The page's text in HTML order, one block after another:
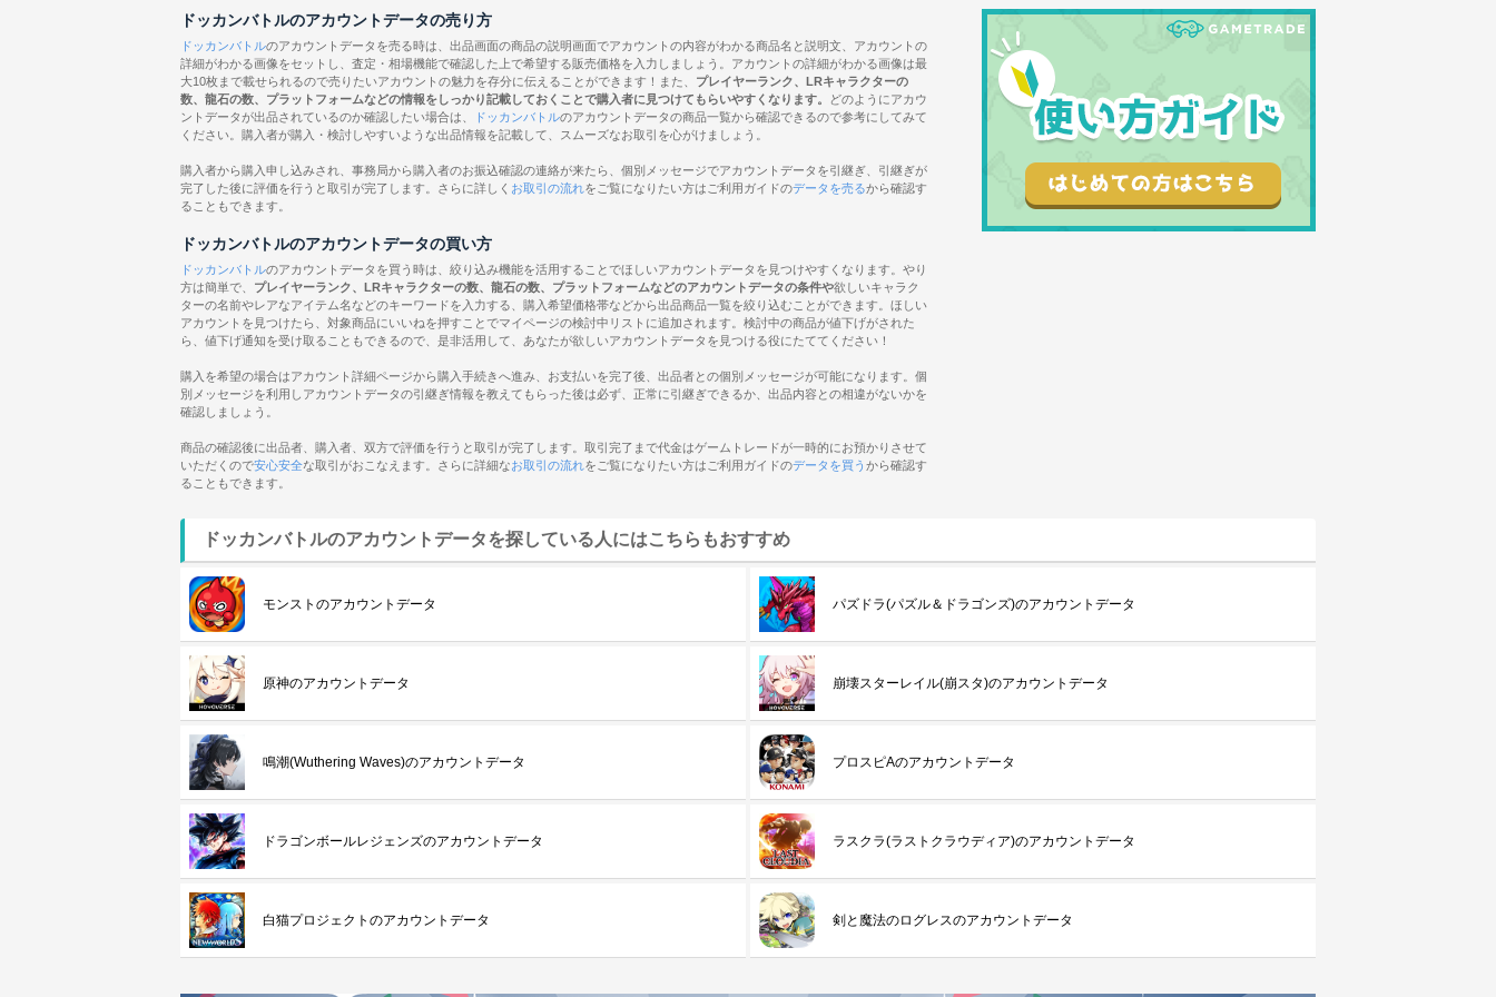
ドッカンバトルのアカウントデータの売り方
ドッカンバトルのアカウントデータを売る時は、出品画面の商品の説明画面でアカウントの内容がわかる商品名と説明文、アカウントの
詳細がわかる画像をセットし、査定・相場機能で確認した上で希望する販売価格を入力しましょう。アカウントの詳細がわかる画像は最
大10枚まで載せられるので売りたいアカウントの魅力を存分に伝えることができます！また、 プレイヤーランク、LRキャラクターの
数、龍石の数、プラットフォームなどの情報をしっかり記載しておくことで購入者に見つけてもらいやすくなります。
どのようにアカウ
ントデータが出品されているのか確認したい場合は、
ドッカンバトルのアカウントデータの商品一覧から確認できるので参考にしてみて
ください。購入者が購入・検討しやすいような出品情報を記載して、スムーズなお取引を心がけましょう。
購入者から購入申し込みされ、事務局から購入者のお振込確認の連絡が来たら、個別メッセージでアカウントデータを引継ぎ、引継ぎが
完了した後に評価を行うと取引が完了します。さらに詳しく お取引の流れをご覧になりたい方はご利用ガイドのデータを売るから確認す
ることもできます。
ドッカンバトルのアカウントデータの買い方
ドッカンバトルのアカウントデータを買う時は、絞り込み機能を活用することでほしいアカウントデータを見つけやすくなります。やり
方は簡単で、 プレイヤーランク、LRキャラクターの数、龍石の数、プラットフォームなどのアカウントデータの条件や欲しいキャラク
ターの名前やレアなアイテム名などのキーワードを入力する、購入希望価格帯などから出品商品一覧を絞り込むことができます。ほしい
アカウントを見つけたら、対象商品にいいねを押すことでマイページの検討中リストに追加されます。検討中の商品が値下げがされた
ら、値下げ通知を受け取ることもできるので、是非活用して、あなたが欲しいアカウントデータを見つける役にたててください！
購入を希望の場合はアカウント詳細ページから購入手続きへ進み、お支払いを完了後、出品者との個別メッセージが可能になります。個
別メッセージを利用しアカウントデータの引継ぎ情報を教えてもらった後は必ず、正常に引継ぎできるか、出品内容との相違がないかを
確認しましょう。
商品の確認後に出品者、購入者、双方で評価を行うと取引が完了します。取引完了まで代金はゲームトレードが一時的にお預かりさせて
いただくので安心安全な取引がおこなえます。さらに詳細なお取引の流れをご覧になりたい方はご利用ガイドのデータを買う から確認す
ることもできます。
ドッカンバトルのアカウントデータを探している人にはこちらもおすすめ
モンストのアカウントデータ パズドラ(パズル＆ドラゴンズ)のアカウントデータ
原神のアカウントデータ 崩壊スターレイル(崩スタ)のアカウントデータ
鳴潮(Wuthering Waves)のアカウントデータ プロスピAのアカウントデータ
ドラゴンボールレジェンズのアカウントデータ ラスクラ(ラストクラウディア)のアカウントデータ
白猫プロジェクトのアカウントデータ 剣と魔法のログレスのアカウントデータ